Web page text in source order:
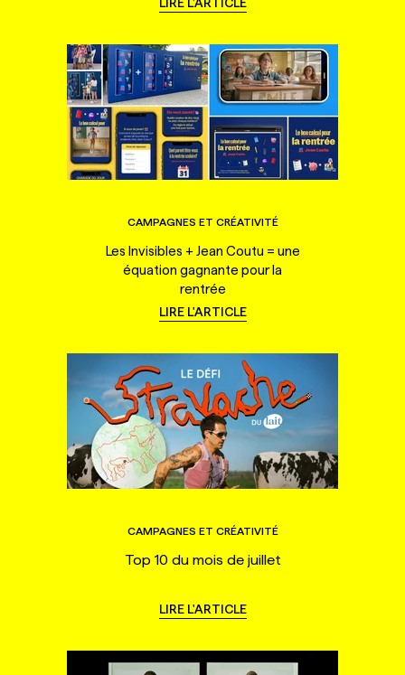
CAMPAGNES ET CRÉATIVITÉ
Les Invisibles + Jean Coutu = une
équation gagnante pour la
rentrée
LIRE L'ARTICLE
CAMPAGNES ET CRÉATIVITÉ
Top 10 du mois de juillet
LIRE L'ARTICLE